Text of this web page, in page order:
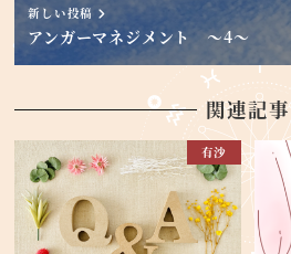
新しい投稿
アンガーマネジメント ～4～
関連記事
有沙